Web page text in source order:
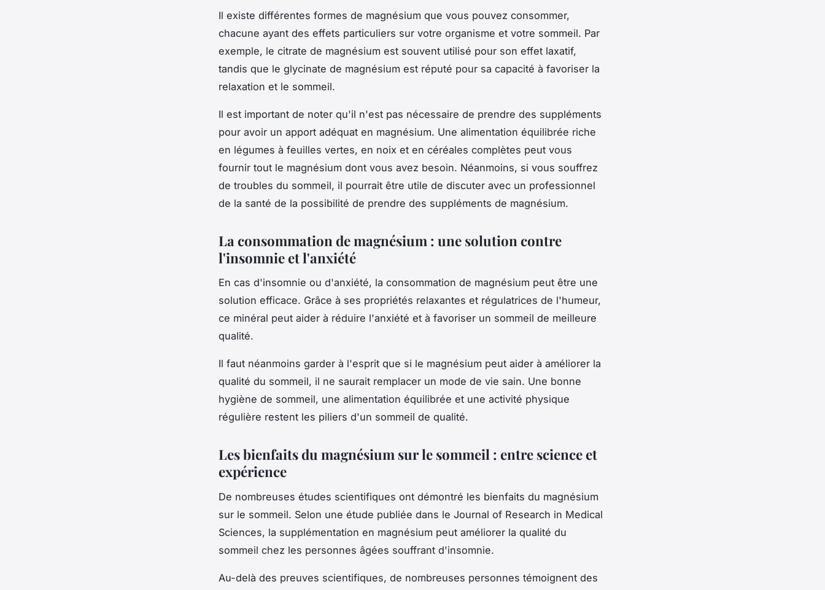
Il existe différentes formes de magnésium que vous pouvez consommer,
chacune ayant des effets particuliers sur votre organisme et votre sommeil. Par
exemple, le citrate de magnésium est souvent utilisé pour son effet laxatif,
tandis que le glycinate de magnésium est réputé pour sa capacité à favoriser la
relaxation et le sommeil.
Il est important de noter qu'il n'est pas nécessaire de prendre des suppléments
pour avoir un apport adéquat en magnésium. Une alimentation équilibrée riche
en légumes à feuilles vertes, en noix et en céréales complètes peut vous
fournir tout le magnésium dont vous avez besoin. Néanmoins, si vous souffrez
de troubles du sommeil, il pourrait être utile de discuter avec un professionnel
de la santé de la possibilité de prendre des suppléments de magnésium.
La consommation de magnésium : une solution contre
l'insomnie et l'anxiété
En cas d'insomnie ou d'anxiété, la consommation de magnésium peut être une
solution efficace. Grâce à ses propriétés relaxantes et régulatrices de l'humeur,
ce minéral peut aider à réduire l'anxiété et à favoriser un sommeil de meilleure
qualité.
Il faut néanmoins garder à l'esprit que si le magnésium peut aider à améliorer la
qualité du sommeil, il ne saurait remplacer un mode de vie sain. Une bonne
hygiène de sommeil, une alimentation équilibrée et une activité physique
régulière restent les piliers d'un sommeil de qualité.
Les bienfaits du magnésium sur le sommeil : entre science et
expérience
De nombreuses études scientifiques ont démontré les bienfaits du magnésium
sur le sommeil. Selon une étude publiée dans le Journal of Research in Medical
Sciences, la supplémentation en magnésium peut améliorer la qualité du
sommeil chez les personnes âgées souffrant d'insomnie.
Au-delà des preuves scientifiques, de nombreuses personnes témoignent des